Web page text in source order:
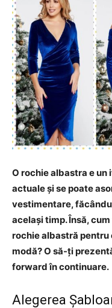
O rochie albastra e
actuale și se poate
vestimentare,
același timp. Însă,
rochie albastră pentru
modă? O să-ți
forward în continuare.
Alegerea